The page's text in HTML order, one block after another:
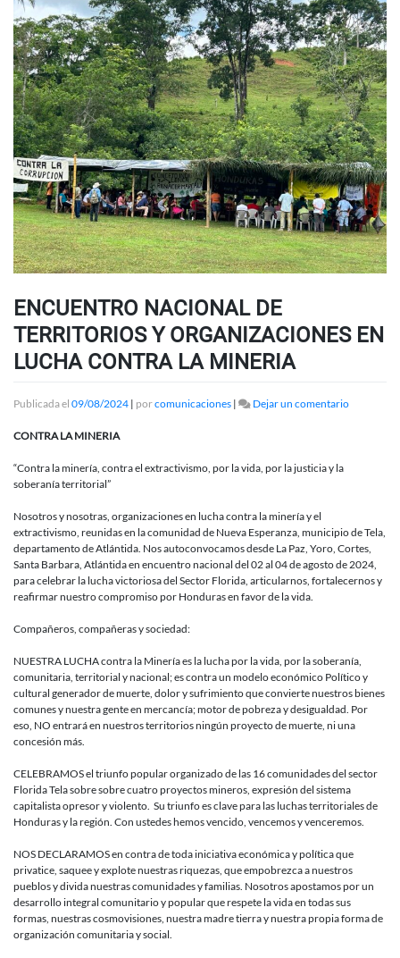
ENCUENTRO NACIONAL DE
TERRITORIOS Y ORGANIZACIONES EN
LUCHA CONTRA LA MINERIA
Publicada el 09/08/2024 | porcomunicaciones | Dejar un comentarioen
LUCHA
CONTRA
LA
MINERIA
CONTRA LA MINERIA
“Contra la minería, contra el extractivismo, por la vida, por la justicia y la
soberanía territorial”
Nosotros y nosotras, organizaciones en lucha contra la minería y el
extractivismo, reunidas en la comunidad de Nueva Esperanza, municipio de Tela,
departamento de Atlántida. Nos autoconvocamos desde La Paz, Yoro, Cortes,
Santa Barbara, Atlántida en encuentro nacional del 02 al 04 de agosto de 2024,
para celebrar la lucha victoriosa del Sector Florida, articularnos, fortalecernos y
reafirmar nuestro compromiso por Honduras en favor de la vida.
Compañeros, compañeras y sociedad:
NUESTRA LUCHA contra la Minería es la lucha por la vida, por la soberanía,
comunitaria, territorial y nacional; es contra un modelo económico Político y
cultural generador de muerte, dolor y sufrimiento que convierte nuestros bienes
comunes y nuestra gente en mercancía; motor de pobreza y desigualdad. Por
eso, NO entrará en nuestros territorios ningún proyecto de muerte, ni una
concesión más.
CELEBRAMOS el triunfo popular organizado de las 16 comunidades del sector
Florida Tela sobre sobre cuatro proyectos mineros, expresión del sistema
capitalista opresor y violento. Su triunfo es clave para las luchas territoriales de
Honduras y la región. Con ustedes hemos vencido, vencemos y venceremos.
NOS DECLARAMOS en contra de toda iniciativa económica y política que
privatice, saquee y explote nuestras riquezas, que empobrezca a nuestros
pueblos y divida nuestras comunidades y familias. Nosotros apostamos por un
desarrollo integral comunitario y popular que respete la vida en todas sus
formas, nuestras cosmovisiones, nuestra madre tierra y nuestra propia forma de
organización comunitaria y social.